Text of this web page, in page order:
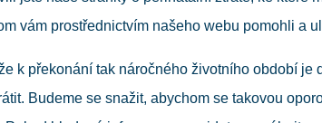
vám prostřednictvím našeho webu pomohli a
k překonání tak náročného životního období
Budeme se snažit, abychom se takovou